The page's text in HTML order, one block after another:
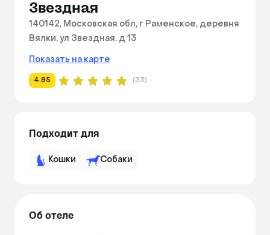
Звездная
140142, Московская обл, г Раменское, деревня
Вялки, ул Звездная, д 13
Показать на карте
4.85 (33)
Подходит для
Кошки Собаки
Об отеле